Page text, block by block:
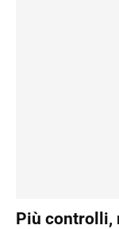
Più controlli,